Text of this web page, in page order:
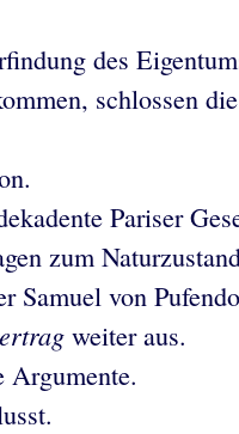
des
schlossen
Pariser
zum
Samuel von
weiter aus.
Argumente.